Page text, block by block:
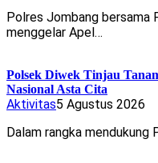
Polres Jombang bersama
menggelar Apel…
Polsek Diwek Tinjau
Nasional Asta Cita
Aktivitas5 Agustus 2026
Dalam rangka mendukung